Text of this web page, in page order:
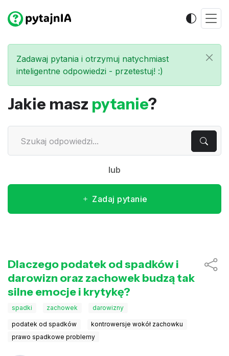
Zadawaj pytania i otrzymuj natychmiast
inteligentne odpowiedzi - przetestuj! :)
Jakie masz pytanie?
lub
Zadaj pytanie
Dlaczego podatek od spadków i
darowizn oraz zachowek budzą tak
silne emocje i krytykę?
spadki zachowek darowizny
podatek od spadków
kontrowersje wokół zachowku
prawo spadkowe problemy